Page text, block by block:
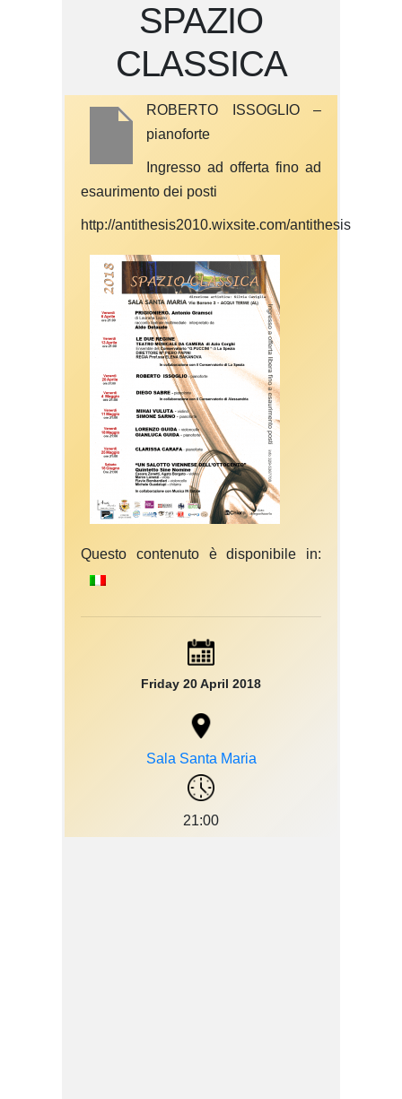
SPAZIO
CLASSICA
ROBERTO ISSOGLIO –
pianoforte
Ingresso ad offerta fino ad
esaurimento dei posti
http://antithesis2010.wixsite.com/antithesis
Questo contenuto è disponibile in:
Friday 20 April 2018
Sala Santa Maria
21:00